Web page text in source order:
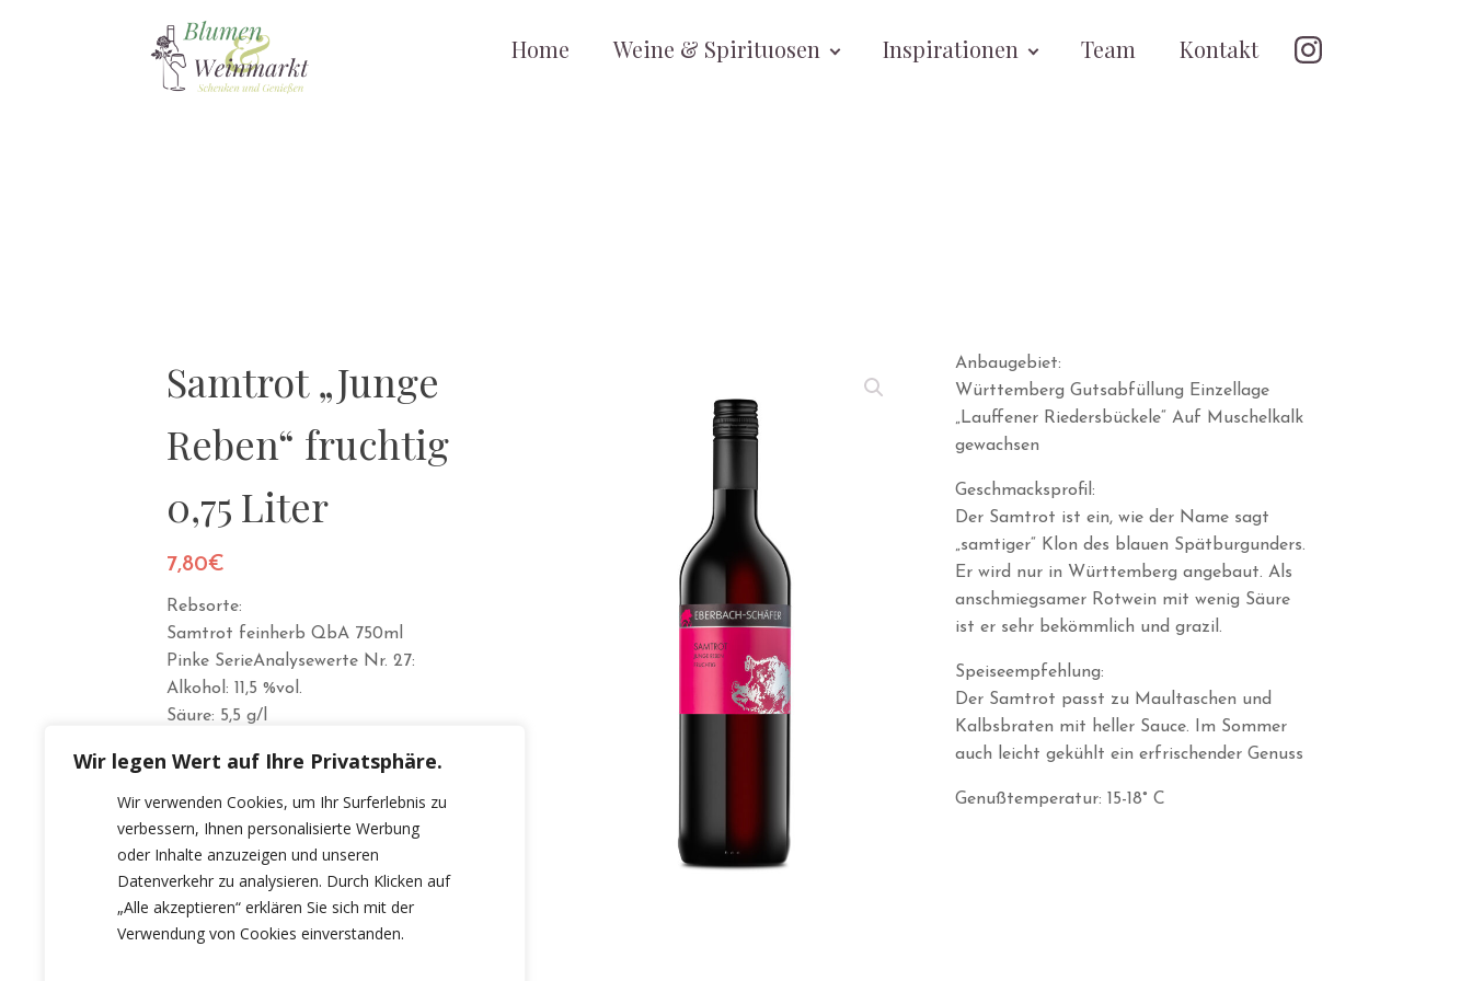
Wir legen Wert auf Ihre Privatsphäre.
Wir verwenden Cookies, um Ihr Surferlebnis zu
verbessern, Ihnen personalisierte Werbung
oder Inhalte anzuzeigen und unseren
Datenverkehr zu analysieren. Durch Klicken auf
„Alle akzeptieren“ erklären Sie sich mit der
Verwendung von Cookies einverstanden.
Home Weine & Spirituosen Inspirationen Team Kontakt
Samtrot „Junge
Reben“ fruchtig
0,75 Liter
7,80€
Rebsorte:
Samtrot feinherb QbA 750ml
Pinke SerieAnalysewerte Nr. 27:
Alkohol: 11,5 %vol.
Säure: 5,5 g/l
Anbaugebiet:
Württemberg Gutsabfüllung Einzellage
„Lauffener Riedersbückele“ Auf Muschelkalk
gewachsen
Geschmacksprofil:
Der Samtrot ist ein, wie der Name sagt
„samtiger“ Klon des blauen Spätburgunders.
Er wird nur in Württemberg angebaut. Als
anschmiegsamer Rotwein mit wenig Säure
ist er sehr bekömmlich und grazil.
Speiseempfehlung:
Der Samtrot passt zu Maultaschen und
Kalbsbraten mit heller Sauce. Im Sommer
auch leicht gekühlt ein erfrischender Genuss
Genußtemperatur: 15-18° C